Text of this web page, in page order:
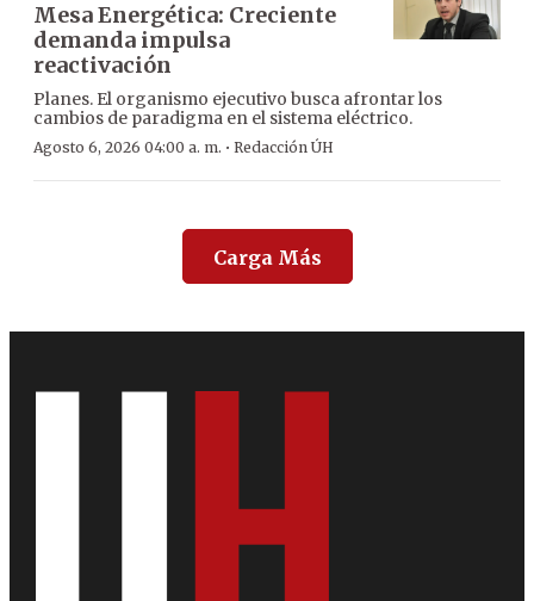
Mesa Energética: Creciente
demanda impulsa
reactivación
Planes. El organismo ejecutivo busca afrontar los
cambios de paradigma en el sistema eléctrico.
Agosto 6, 2026 04:00 a. m. · Redacción ÚH
Carga Más